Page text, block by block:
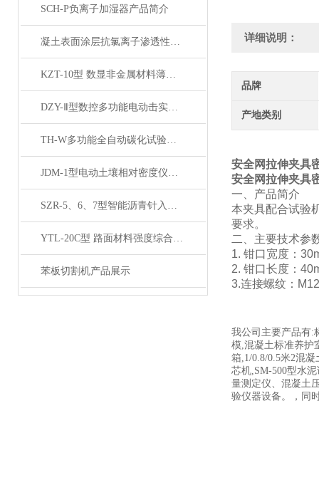
SCH-P负离子加湿器产品简介
凝土表面涂层抗氯离子渗透性试验装置产品展示
KZT-10型 数显非金属材料薄板抗折试验机产品展示
DZY-Ⅱ型数控多功能电动击实仪产品展示
TH-W多功能全自动碳化试验箱产品展示
JDM-1型电动土壤相对密度仪技术参数
SZR-5、6、7型智能沥青针入度仪产品展示
YTL-20C型 路面材料强度综合试验仪产品展示
苯板切割机产品展示
详细说明：
品牌
产地类别
安全网拉伸夹具
安全网拉伸夹具
一、 产品简介
本夹具配合试验
要求。
二、 主要技术参
1. 钳口宽度：
2. 钳口长度：
3.连接螺纹：
我公司主要产品有:
模,混凝土标准养护
箱,1/0.8/0.5米2混
芯机,SM-500型水
量测定仪、混凝土
验仪器设备。，同